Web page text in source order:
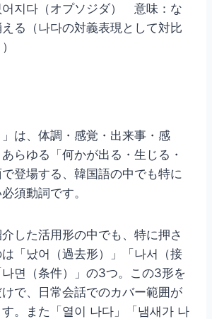
어지다（オプソジダ） 意味：な
える（나다の対義表現として対比
」は、体調・感覚・出来事・感
らゆる「何かが出る・生じる・
登場する、韓国語の中でも特に
須動詞です。
した活用形の中でも、特に押さ
「났어（過去形）」「나서（接
면（条件）」の3つ。この3形を
で、日常会話でのカバー範囲が
。また「열이 나다」「냄새가 나